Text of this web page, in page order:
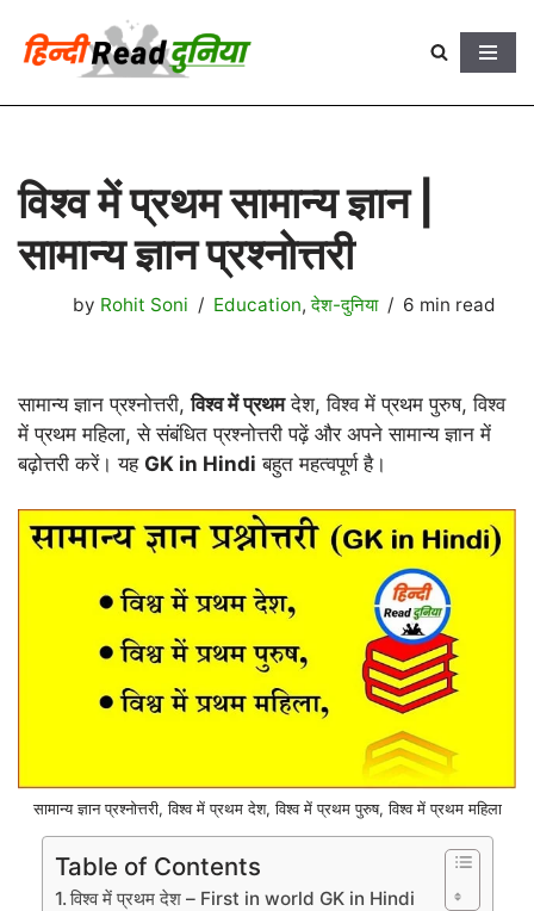
Skip
विश्व में प्रथम सामान्य ज्ञान |
सामान्य ज्ञान प्रश्नोत्तरी
by Rohit Soni Education,देश-दुनिया 6 min read
सामान्य ज्ञान प्रश्नोत्तरी,विश्व में प्रथमदेश, विश्व में प्रथम पुरुष, विश्व
में प्रथम महिला, से संबंधित प्रश्नोत्तरी पढ़ें और अपने सामान्य ज्ञान में
बढ़ोत्तरी करें। यह GK in Hindi बहुत महत्वपूर्ण है।
सामान्य ज्ञान प्रश्नोत्तरी, विश्व में प्रथम देश, विश्व में प्रथम पुरुष, विश्व में प्रथम महिला
Table of Contents
विश्व में प्रथम देश – First in world GK in Hindi